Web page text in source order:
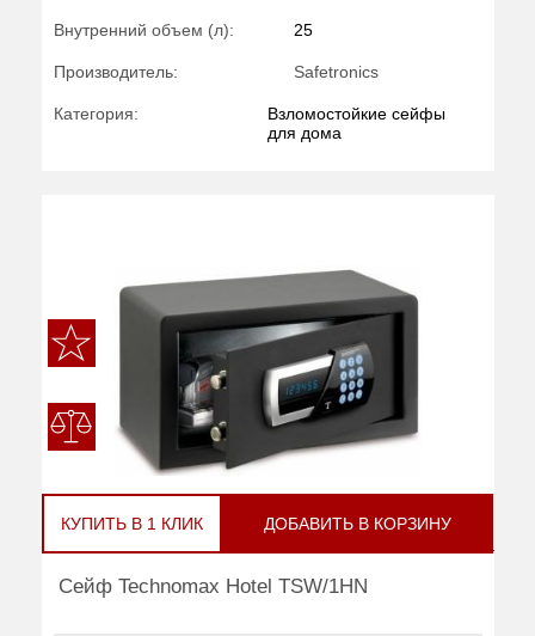
Внутренний объем (л): 25
Производитель: Safetronics
Категория:
Взломостойкие сейфы
для дома
КУПИТЬ В 1 КЛИК ДОБАВИТЬ В КОРЗИНУ
Сейф Technomax Hotel TSW/1HN